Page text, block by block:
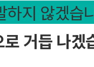
하지 않겠습
거듭 나겠